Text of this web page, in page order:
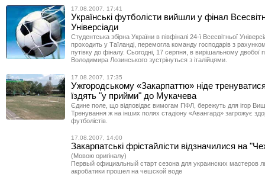
17.08.2007, 17:41
Українські футболісти вийшли у фінал
Універсіади
Студентська збірна України в півфіналі 24-ї Всесвітньої
проходить у Таїланді, перемогла команду господарів з
путівку до фіналу. Сьогодні, 17 серпня, в вирішальному двобої
Володимира Лозинського зустрінуться з італійцями.
17.08.2007, 17:35
Ужгородському «Закарпаттю» ніде
їздять "у прийми" до Мукачева
Єдине поле, що відповідає вимогам ПФЛ, бережуть для ігор
Тренування ж на інших полях стадіону «Авангард» загрожує
футболістів.
17.08.2007, 14:00
Закарпатські фрістайлісти відзначилися на
(Мовою оригіналу)
Первый официальный старт сезона для украинских мастеров
акробатики прошел на чешской воде